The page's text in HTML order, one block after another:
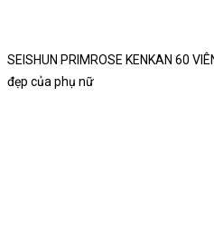
SEISHUN PRIMROSE KENKAN 60
đẹp của phụ nữ